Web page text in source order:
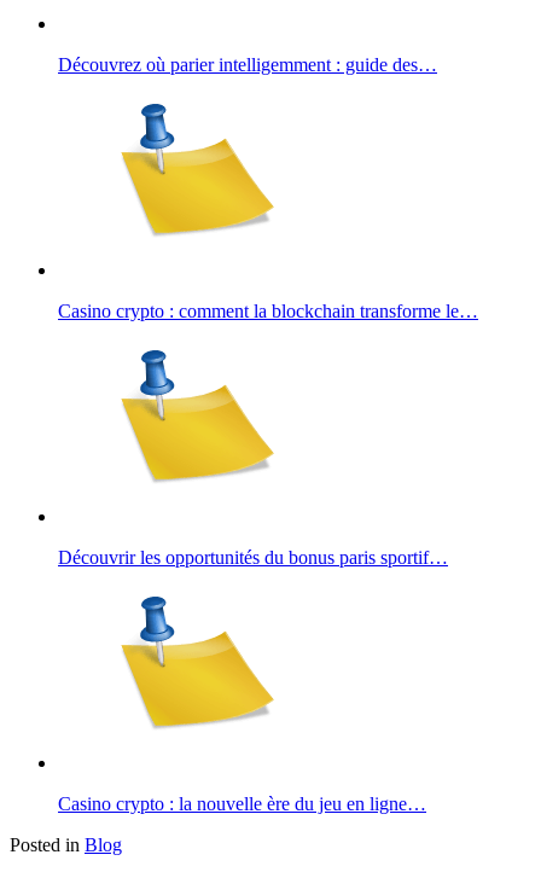
Découvrez où parier intelligemment : guide des…
Casino crypto : comment la blockchain transforme le…
Découvrir les opportunités du bonus paris sportif…
Casino crypto : la nouvelle ère du jeu en ligne…
Posted in Blog